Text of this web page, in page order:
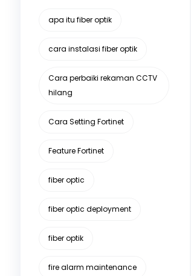
apa itu fiber optik
cara instalasi fiber optik
Cara perbaiki rekaman CCTV
hilang
Cara Setting Fortinet
Feature Fortinet
fiber optic
fiber optic deployment
fiber optik
fire alarm maintenance